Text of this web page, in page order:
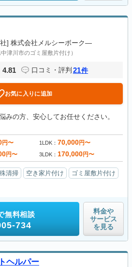
] 株式会社メルシーボーク―
中津川市のゴミ屋敷片付け）
4.81 口コミ・評判 21件
お気に入りに追加
みの方、安心してお任せください。
円〜 1LDK 70,000円〜
円〜 3LDK 170,000円〜
清掃 空き家片付け
ゴミ屋敷片付け
無料相談
734
料金や
サービス
を見る
ヘルパー